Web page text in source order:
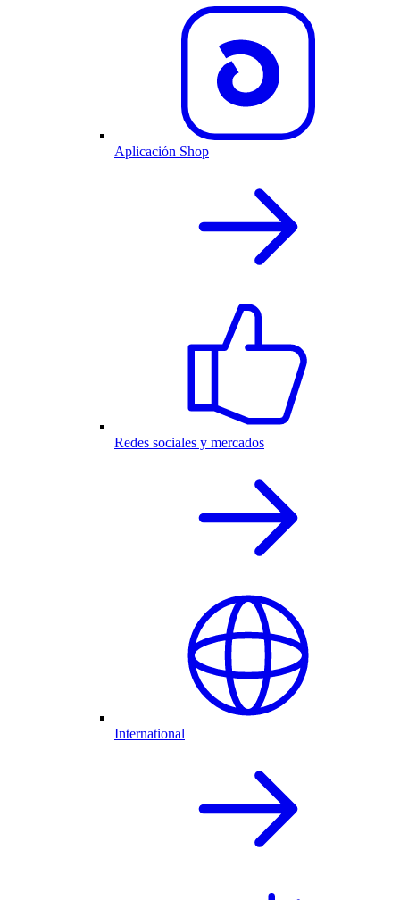
Aplicación Shop
Redes sociales y mercados
International